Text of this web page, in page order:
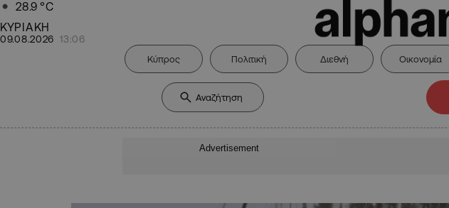
28.9 °C
ΚΥΡΙΑΚΗ
09.08.2026 13:06
Κύπρος Πολιτική Διεθνή Οικονομία
Advertisement